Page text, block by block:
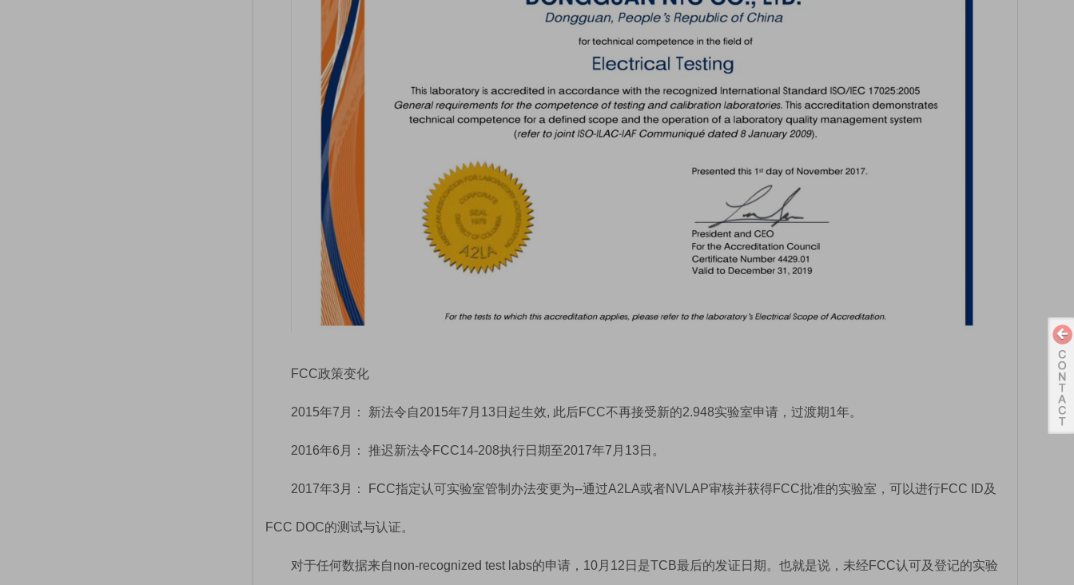
FCC政策变化
2015年7月： 新法令自2015年7月13日起生效, 此后FCC不再接受新的2.948实验室申请，过渡期1年。
2016年6月： 推迟新法令FCC14-208执行日期至2017年7月13日。
2017年3月： FCC指定认可实验室管制办法变更为--通过A2LA或者NVLAP审核并获得FCC批准的实验室，可以进行FCC ID及
FCC DOC的测试与认证。
对于任何数据来自non-recognized test labs的申请，10月12日是TCB最后的发证日期。也就是说，未经FCC认可及登记的实验